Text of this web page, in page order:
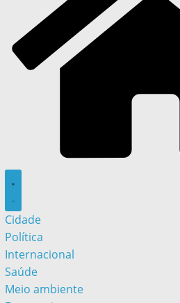
Cidade
Política
Internacional
Saúde
Meio ambiente